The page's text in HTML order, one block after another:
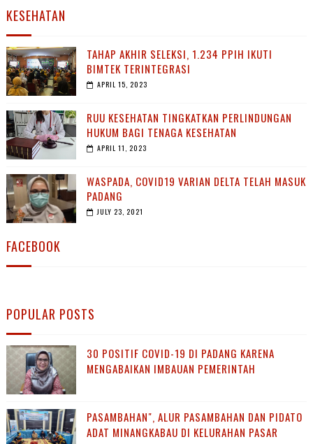
KESEHATAN
TAHAP AKHIR SELEKSI, 1.234 PPIH IKUTI
BIMTEK TERINTEGRASI
APRIL 15, 2023
RUU KESEHATAN TINGKATKAN PERLINDUNGAN
HUKUM BAGI TENAGA KESEHATAN
APRIL 11, 2023
WASPADA, COVID19 VARIAN DELTA TELAH MASUK
PADANG
JULY 23, 2021
FACEBOOK
POPULAR POSTS
30 POSITIF COVID-19 DI PADANG KARENA
MENGABAIKAN IMBAUAN PEMERINTAH
PASAMBAHAN", ALUR PASAMBAHAN DAN PIDATO
ADAT MINANGKABAU DI KELURAHAN PASAR